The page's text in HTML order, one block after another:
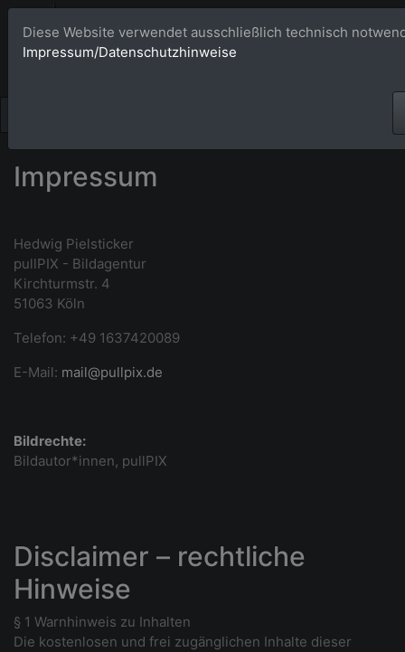
Bildagentur
Impressum
Hedwig Pielsticker
pullPIX - Bildagentur
Kirchturmstr. 4
51063 Köln
Telefon: +49 1637420089
E-Mail: mail@pullpix.de
Bildrechte:
Bildautor*innen, pullPIX
Disclaimer – rechtliche
Hinweise
§ 1 Warnhinweis zu Inhalten
Die kostenlosen und frei zugänglichen Inhalte dieser
Diese Website verwendet ausschließlich technisch
Impressum/Datenschutzhinweise